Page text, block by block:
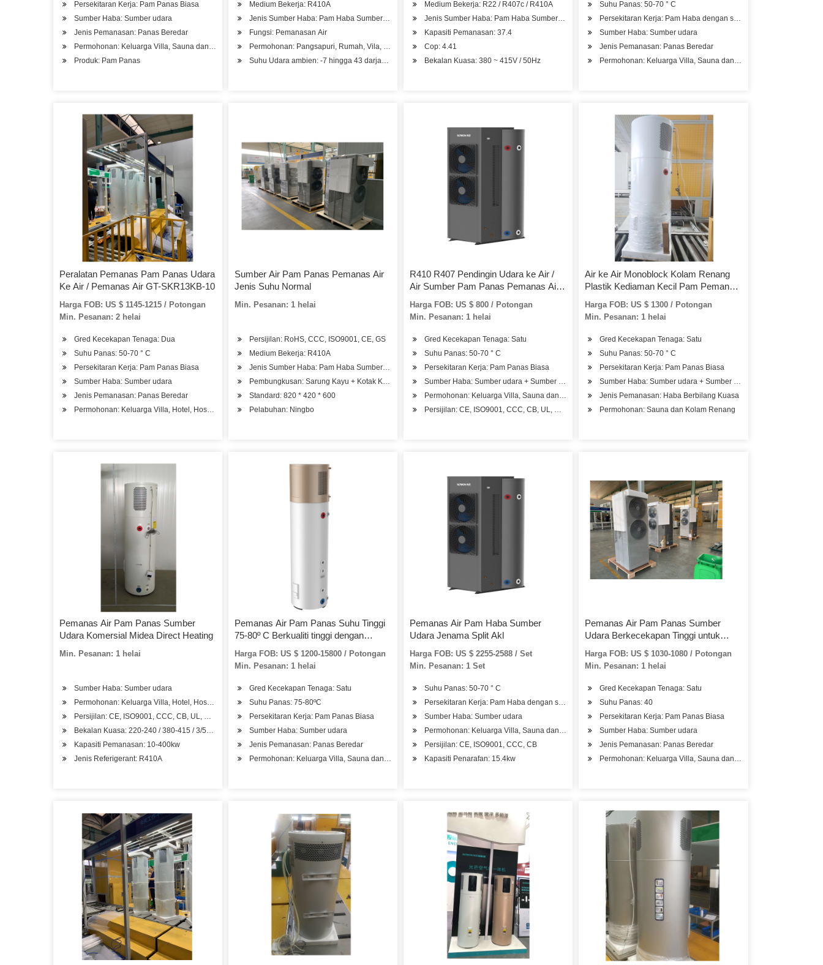
Persekitaran Kerja: Pam Panas Biasa
Sumber Haba: Sumber udara
Jenis Pemanasan: Panas Beredar
Permohonan: Keluarga Villa, Sauna dan Kolam Renang, Hotel, Hospital Kilang, Pangsapuri Pelajar, Salun Kecantikan
Produk: Pam Panas
Medium Bekerja: R410A
Jenis Sumber Haba: Pam Haba Sumber Udara
Fungsi: Pemanasan Air
Permohonan: Pangsapuri, Rumah, Vila, Sekolah, Kilang, Hotel
Suhu Udara ambien: -7 hingga 43 darjah celcius
Medium Bekerja: R22 / R407c / R410A
Jenis Sumber Haba: Pam Haba Sumber Udara
Kapasiti Pemanasan: 37.4
Cop: 4.41
Bekalan Kuasa: 380 ~ 415V / 50Hz
Suhu Panas: 50-70 ° C
Persekitaran Kerja: Pam Haba dengan suhu rendah
Sumber Haba: Sumber udara
Jenis Pemanasan: Panas Beredar
Permohonan: Keluarga Villa, Sauna dan Kolam Renang, Hospital
Peralatan Pemanas Pam Panas Udara
Ke Air / Pemanas Air GT-SKR13KB-10
Harga FOB: US $ 1145-1215 / Potongan
Min. Pesanan: 2 helai
Gred Kecekapan Tenaga: Dua
Suhu Panas: 50-70 ° C
Persekitaran Kerja: Pam Panas Biasa
Sumber Haba: Sumber udara
Jenis Pemanasan: Panas Beredar
Permohonan: Keluarga Villa, Hotel, Hospital Kilang, Pangsapuri Pelajar, Salun Kecantikan
Sumber Air Pam Panas Pemanas Air
Jenis Suhu Normal
Min. Pesanan: 1 helai
Persijilan: RoHS, CCC, ISO9001, CE, GS
Medium Bekerja: R410A
Jenis Sumber Haba: Pam Haba Sumber Darat (GSHP)
Pembungkusan: Sarung Kayu + Kotak Kertas
Standard: 820 * 420 * 600
Pelabuhan: Ningbo
R410 R407 Pendingin Udara ke Air /
Air Sumber Pam Panas Pemanas Air
Lulus Ce TUV ISO9001 Sijil
Harga FOB: US $ 800 / Potongan
Min. Pesanan: 1 helai
Gred Kecekapan Tenaga: Satu
Suhu Panas: 50-70 ° C
Persekitaran Kerja: Pam Panas Biasa
Sumber Haba: Sumber udara + Sumber air
Permohonan: Keluarga Villa, Sauna dan Kolam Renang, Hotel, Hospital Kilang, Pangsapuri Pelajar, Salun Kecantikan
Persijilan: CE, ISO9001, CCC, CB, UL, RoHS, SASO, CSA
Air ke Air Monoblock Kolam Renang
Plastik Kediaman Kecil Pam Pemanas
Harga FOB: US $ 1300 / Potongan
Min. Pesanan: 1 helai
Gred Kecekapan Tenaga: Satu
Suhu Panas: 50-70 ° C
Persekitaran Kerja: Pam Panas Biasa
Sumber Haba: Sumber udara + Sumber air
Jenis Pemanasan: Haba Berbilang Kuasa
Permohonan: Sauna dan Kolam Renang
Pemanas Air Pam Panas Sumber
Udara Komersial Midea Direct Heating
Min. Pesanan: 1 helai
Sumber Haba: Sumber udara
Permohonan: Keluarga Villa, Hotel, Hospital Kilang, Pangsapuri Pelajar
Persijilan: CE, ISO9001, CCC, CB, UL, RoHS, SASO, CSA
Bekalan Kuasa: 220-240 / 380-415 / 3/50 V / pH / Hz
Kapasiti Pemanasan: 10-400kw
Jenis Referigerant: R410A
Pemanas Air Pam Panas Suhu Tinggi
75-80º C Berkualiti tinggi dengan
Jaminan Panjang 24bulan
Harga FOB: US $ 1200-15800 / Potongan
Min. Pesanan: 1 helai
Gred Kecekapan Tenaga: Satu
Suhu Panas: 75-80ºC
Persekitaran Kerja: Pam Panas Biasa
Sumber Haba: Sumber udara
Jenis Pemanasan: Panas Beredar
Permohonan: Keluarga Villa, Sauna dan Kolam Renang, Hotel, Hospital Kilang, Pangsapuri Pelajar, Salun Kecantikan
Pemanas Air Pam Haba Sumber
Udara Jenama Split Akl
Harga FOB: US $ 2255-2588 / Set
Min. Pesanan: 1 Set
Suhu Panas: 50-70 ° C
Persekitaran Kerja: Pam Haba dengan suhu rendah
Sumber Haba: Sumber udara
Permohonan: Keluarga Villa, Sauna dan Kolam Renang, Pangsapuri Pelajar
Persijilan: CE, ISO9001, CCC, CB
Kapasiti Penarafan: 15.4kw
Pemanas Air Pam Panas Sumber
Udara Berkecekapan Tinggi untuk
Kolam Renang / SPA
Harga FOB: US $ 1030-1080 / Potongan
Min. Pesanan: 1 helai
Gred Kecekapan Tenaga: Satu
Suhu Panas: 40
Persekitaran Kerja: Pam Panas Biasa
Sumber Haba: Sumber udara
Jenis Pemanasan: Panas Beredar
Permohonan: Keluarga Villa, Sauna dan Kolam Renang